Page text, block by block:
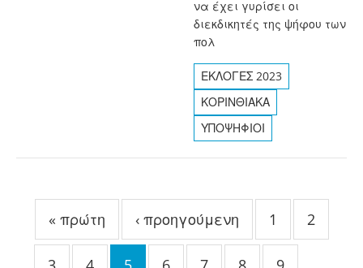
να έχει γυρίσει οι
διεκδικητές της ψήφου των
πολ
ΕΚΛΟΓΕΣ 2023
ΚΟΡΙΝΘΙΑΚΑ
ΥΠΟΨΗΦΙΟΙ
« πρώτη ‹ προηγούμενη 1 2